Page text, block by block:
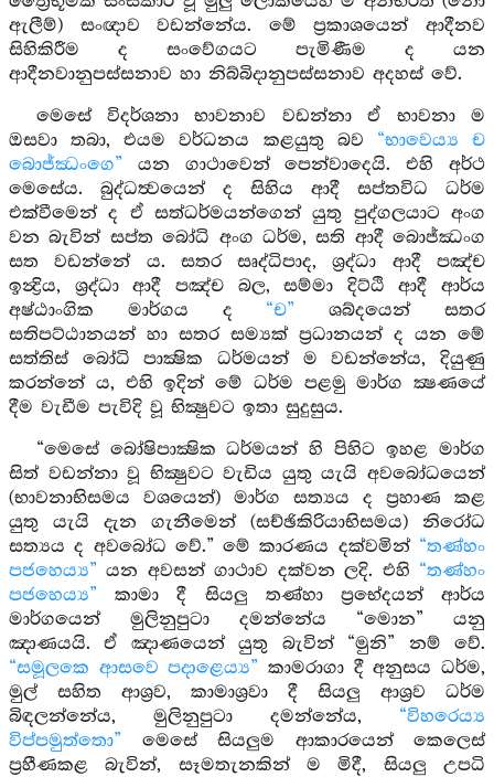
ඇලීම්) සංඥාව වඩන්නේය. මේ ප්‍රකාශයෙන් ආදීනව
සිහිකිරීම ද සංවේගයට පැමිණීම ද යන
ආදීනවානුපස්සනාව හා නිබ්බිදානුපස්සනාව අදහස් වේ.
මෙසේ විදර්ශනා භාවනාව වඩන්නා ඒ භාවනා ම
ඔසවා තබා, එයම වර්ධනය කළයුතු බව “භාවෙය්‍ය ච
බොජ්ඣංගෙ” යන ගාථාවෙන් පෙන්වාදෙයි. එහි අර්ථ
මෙසේය. බුද්ධත්‍වයෙන් ද සිහිය ආදී සප්තවිධ ධර්ම
එක්වීමෙන් ද ඒ සත්ධර්මයන්ගෙන් යුතු පුද්ගලයාට අංග
වන බැවින් සප්ත බෝධි අංග ධර්ම, සති ආදී බොජ්ඣංග
සත වඩන්නේ ය. සතර සෘද්ධිපාද, ශ්‍රද්ධා ආදී පඤ්ච
ඉන්‍ද්‍රිය, ශ්‍රද්ධා ආදී පඤ්ච බල, සම්මා දිට්ඨි ආදී ආර්ය
අෂ්ඨාංගික මාර්ගය ද “ච” ශබ්දයෙන් සතර
සතිපට්ඨානයන් හා සතර සම්‍යක් ප්‍රධානයන් ද යන මේ
සත්තිස් බෝධි පාක්‍ෂික ධර්මයන් ම වඩන්නේය, දියුණු
කරන්නේ ය, එහි ඉදින් මේ ධර්ම පළමු මාර්ග ක්‍ෂණයේ
දීම වැඩීම පැවිදි වූ භික්‍ෂුවට ඉතා සුදුසුය.
“මෙසේ බෝෂිපාක්‍ෂික ධර්මයන් හි පිහිට ඉහළ මාර්ග
සිත් වඩන්නා වූ භික්‍ෂුවට වැඩිය යුතු යැයි අවබෝධයෙන්
(භාවනාභිසමය වශයෙන්) මාර්ග සත්‍යය ද ප්‍රහාණ කළ
යුතු යැයි දැන ගැනීමෙන් (සච්ඡිකිරියාභිසමය) නිරෝධ
සත්‍යය ද අවබෝධ වේ.” මේ කාරණය දක්වමින් “තණ්හං
පජහෙය්‍ය” යන අවසන් ගාථාව දක්වන ලදි. එහි “තණ්හං
පජහෙය්‍ය” කාමා දී සියලු තණ්හා ප්‍රභේදයන් ආර්ය
මාර්ගයෙන් මුලිනුපුටා දමන්නේය “මොන” යනු
ඤාණයයි. ඒ ඤාණයෙන් යුතු බැවින් “මුනි” නම් වේ.
“සමූලකෙ ආසවෙ පදාළෙය්‍ය” කාමරාගා දී අනුසය ධර්ම,
මුල් සහිත ආශ්‍රව, කාමාශ්‍රවා දී සියලු ආශ්‍රව ධර්ම
බිඳලන්නේය, මුලිනුපුටා දමන්නේය, “විහරෙය්‍ය
විප්පමුත්තො” මෙසේ සියලුම ආකාරයෙන් කෙලෙස්
ප්‍රහීණකළ බැවින්, සෑමතැනකින් ම මිදී, සියලු උපධි